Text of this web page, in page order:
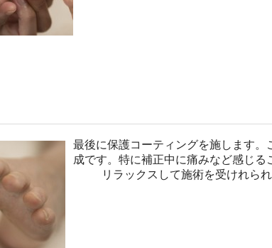
最後に保護コーティングを施します。
成です。特に補正中に痛みなど感じる
リラックスして施術を受けれられ